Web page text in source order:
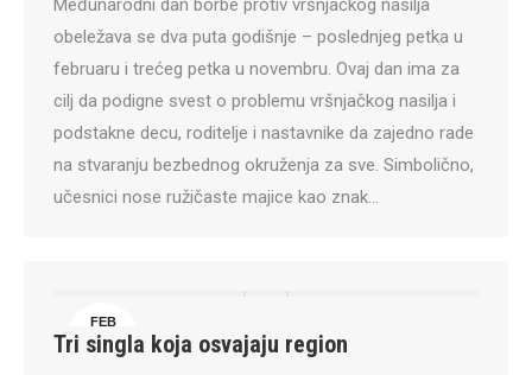
Međunarodni dan borbe protiv vršnjačkog nasilja
obeležava se dva puta godišnje – poslednjeg petka u
februaru i trećeg petka u novembru. Ovaj dan ima za
cilj da podigne svest o problemu vršnjačkog nasilja i
podstakne decu, roditelje i nastavnike da zajedno rade
na stvaranju bezbednog okruženja za sve. Simbolično,
učesnici nose ružičaste majice kao znak…
FEB
27
Tri singla koja osvajaju region